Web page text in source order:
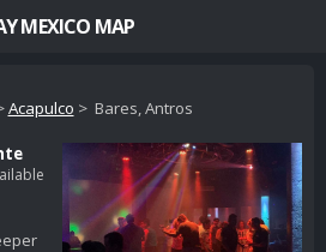
Acapulco > Bares, Antros
MEXICO MAP